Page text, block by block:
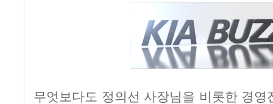
무엇보다도 정의선 사장님을 비롯한 경영